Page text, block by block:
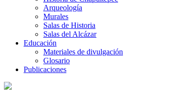
Arqueología
Murales
Salas de Historia
Salas del Alcázar
Educación
Materiales de divulgación
Glosario
Publicaciones